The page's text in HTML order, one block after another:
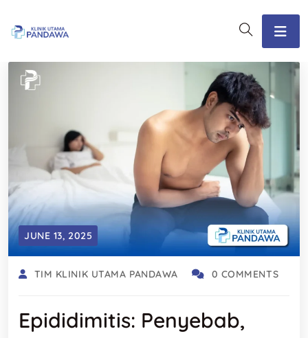
JUNE 13, 2025
TIM KLINIK UTAMA PANDAWA 0 COMMENTS
Epididimitis: Penyebab,